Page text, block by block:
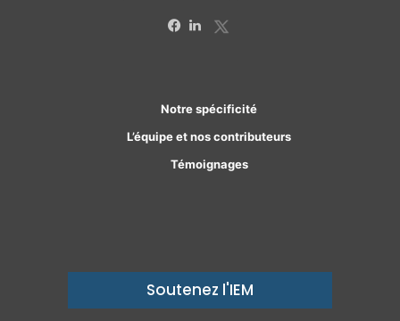
Notre spécificité
L’équipe et nos contributeurs
Témoignages
Soutenez l'IEM